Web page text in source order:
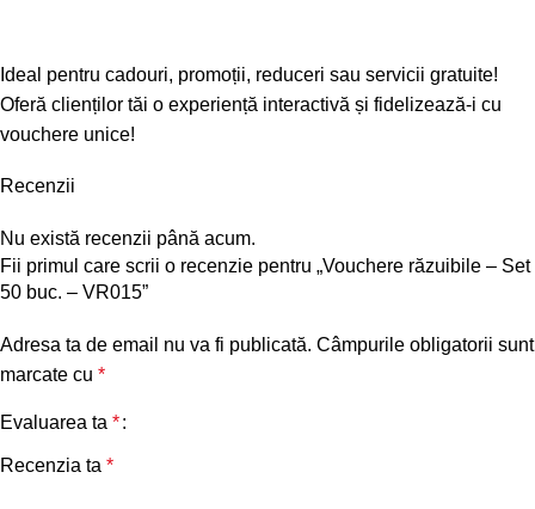
Ideal pentru cadouri, promoții, reduceri sau servicii gratuite!
Oferă clienților tăi o experiență interactivă și fidelizează-i cu
vouchere unice!
Recenzii
Nu există recenzii până acum.
Fii primul care scrii o recenzie pentru „Vouchere răzuibile – Set
50 buc. – VR015”
Adresa ta de email nu va fi publicată. Câmpurile obligatorii sunt
marcate cu *
Evaluarea ta *
Recenzia ta *